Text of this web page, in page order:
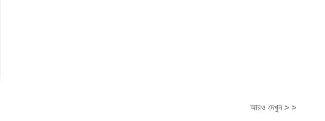
আরও দেখুন > >